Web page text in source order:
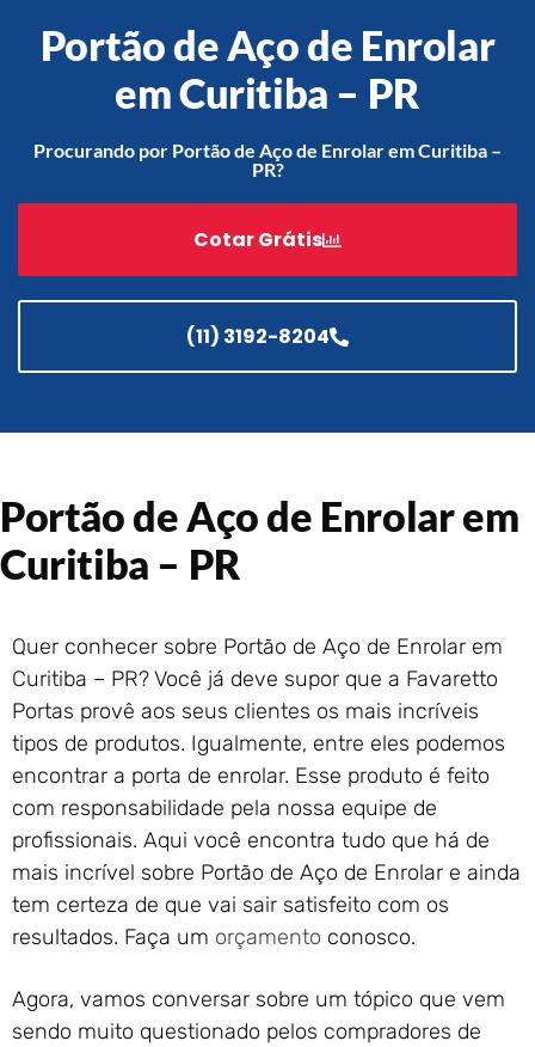
Enrolar em Teresópolis – RJ
Portão de Garagem de
Enrolar em São Pedro da
Aldeia – RJ
Portão de Garagem de
Enrolar em São Gonçalo – RJ
Enrolar em Rio das Ostras –
Enrolar em Queimados – RJ
Portão de Garagem de
Enrolar em Nova Iguaçu – RJ
Portão de Garagem de
Enrolar em Nova Friburgo –
RJ
Portão de Aço de Enrolar
em Curitiba – PR
Procurando por Portão de Aço de Enrolar em Curitiba –
PR?
Cotar Grátis
(11) 3192-8204
Portão de Aço de Enrolar em
Curitiba – PR
Quer conhecer sobre Portão de Aço de Enrolar em
Curitiba – PR? Você já deve supor que a Favaretto
Portas provê aos seus clientes os mais incríveis
tipos de produtos. Igualmente, entre eles podemos
encontrar a porta de enrolar. Esse produto é feito
com responsabilidade pela nossa equipe de
profissionais. Aqui você encontra tudo que há de
mais incrível sobre Portão de Aço de Enrolar e ainda
tem certeza de que vai sair satisfeito com os
resultados. Faça um orçamento conosco.
Agora, vamos conversar sobre um tópico que vem
sendo muito questionado pelos compradores de